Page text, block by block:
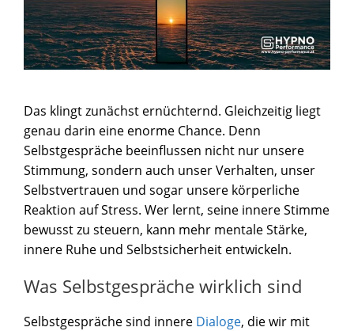
Das klingt zunächst ernüchternd. Gleichzeitig liegt
genau darin eine enorme Chance. Denn
Selbstgespräche beeinflussen nicht nur unsere
Stimmung, sondern auch unser Verhalten, unser
Selbstvertrauen und sogar unsere körperliche
Reaktion auf Stress. Wer lernt, seine innere Stimme
bewusst zu steuern, kann mehr mentale Stärke,
innere Ruhe und Selbstsicherheit entwickeln.
Was Selbstgespräche wirklich sind
Selbstgespräche sind innere Dialoge, die wir mit